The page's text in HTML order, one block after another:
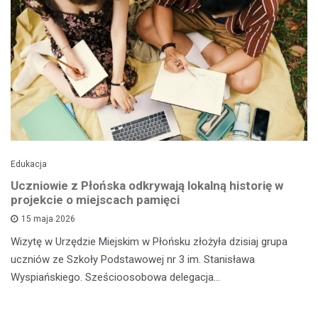
Edukacja
Uczniowie z Płońska odkrywają lokalną historię w
projekcie o miejscach pamięci
15 maja 2026
Wizytę w Urzędzie Miejskim w Płońsku złożyła dzisiaj grupa
uczniów ze Szkoły Podstawowej nr 3 im. Stanisława
Wyspiańskiego. Sześcioosobowa delegacja…